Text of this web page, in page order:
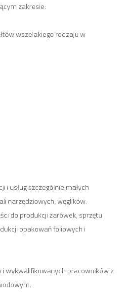
zakresie:
wszelakiego rodzaju w
i usług szczególnie małych
narzędziowych, węglików.
do produkcji żarówek, sprzętu
opakowań foliowych i
wykwalifikowanych pracowników z